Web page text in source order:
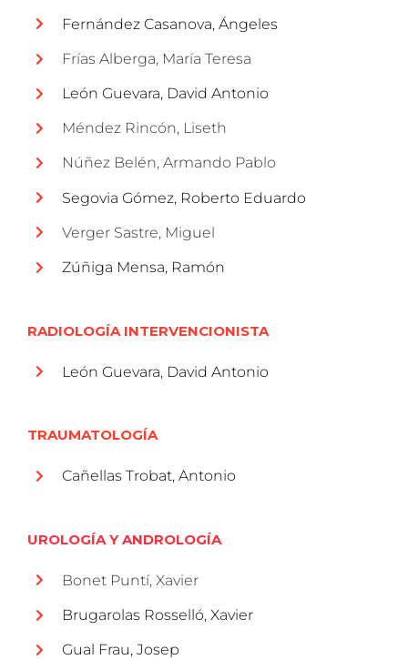
Fernández Casanova, Ángeles
Frías Alberga, María Teresa
León Guevara, David Antonio
Méndez Rincón, Liseth
Núñez Belén, Armando Pablo
Segovia Gómez, Roberto Eduardo
Verger Sastre, Miguel
Zúñiga Mensa, Ramón
RADIOLOGÍA INTERVENCIONISTA
León Guevara, David Antonio
TRAUMATOLOGÍA
Cañellas Trobat, Antonio
UROLOGÍA Y ANDROLOGÍA
Bonet Puntí, Xavier
Brugarolas Rosselló, Xavier
Gual Frau, Josep